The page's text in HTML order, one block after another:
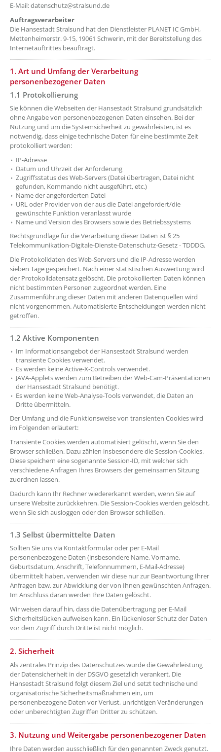
E-Mail: datenschutz@stralsund.de
Auftragsverarbeiter
Die Hansestadt Stralsund hat den Dienstleister PLANET IC GmbH,
Mettenheimerstr. 9-15, 19061 Schwerin, mit der Bereitstellung des
Internetauftrittes beauftragt.
??? absaetzeOben[2]/titel ???
1. Art und Umfang der Verarbeitung
personenbezogener Daten
1.1 Protokollierung
Sie können die Webseiten der Hansestadt Stralsund grundsätzlich
ohne Angabe von personenbezogenen Daten einsehen. Bei der
Nutzung und um die Systemsicherheit zu gewährleisten, ist es
notwendig, dass einige technische Daten für eine bestimmte Zeit
protokolliert werden:
IP-Adresse
Datum und Uhrzeit der Anforderung
Zugriffsstatus des Web-Servers (Datei übertragen, Datei nicht
gefunden, Kommando nicht ausgeführt, etc.)
Name der angeforderten Datei
URL oder Provider von der aus die Datei angefordert/die
gewünschte Funktion veranlasst wurde
Name und Version des Browsers sowie des Betriebssystems
Rechtsgrundlage für die Verarbeitung dieser Daten ist § 25
Telekommunikation-Digitale-Dienste-Datenschutz-Gesetz - TDDDG.
Die Protokolldaten des Web-Servers und die IP-Adresse werden
sieben Tage gespeichert. Nach einer statistischen Auswertung wird
der Protokolldatensatz gelöscht. Die protokollierten Daten können
nicht bestimmten Personen zugeordnet werden. Eine
Zusammenführung dieser Daten mit anderen Datenquellen wird
nicht vorgenommen. Automatisierte Entscheidungen werden nicht
getroffen.
??? absaetzeOben[3]/titel ???
1.2 Aktive Komponenten
Im Informationsangebot der Hansestadt Stralsund werden
transiente Cookies verwendet.
Es werden keine Active-X-Controls verwendet.
JAVA-Applets werden zum Betreiben der Web-Cam-Präsentationen
der Hansestadt Stralsund benötigt.
Es werden keine Web-Analyse-Tools verwendet, die Daten an
Dritte übermitteln.
Der Umfang und die Funktionsweise von transienten Cookies wird
im Folgenden erläutert:
Transiente Cookies werden automatisiert gelöscht, wenn Sie den
Browser schließen. Dazu zählen insbesondere die Session-Cookies.
Diese speichern eine sogenannte Session-ID, mit welcher sich
verschiedene Anfragen Ihres Browsers der gemeinsamen Sitzung
zuordnen lassen.
Dadurch kann Ihr Rechner wiedererkannt werden, wenn Sie auf
unsere Website zurückkehren. Die Session-Cookies werden gelöscht,
wenn Sie sich ausloggen oder den Browser schließen.
??? absaetzeOben[4]/titel ???
1.3 Selbst übermittelte Daten
Sollten Sie uns via Kontaktformular oder per E-Mail
personenbezogene Daten (insbesondere Name, Vorname,
Geburtsdatum, Anschrift, Telefonnummern, E-Mail-Adresse)
übermittelt haben, verwenden wir diese nur zur Beantwortung Ihrer
Anfragen bzw. zur Abwicklung der von Ihnen gewünschten Anfragen.
Im Anschluss daran werden Ihre Daten gelöscht.
Wir weisen darauf hin, dass die Datenübertragung per E-Mail
Sicherheitslücken aufweisen kann. Ein lückenloser Schutz der Daten
vor dem Zugriff durch Dritte ist nicht möglich.
??? absaetzeOben[5]/titel ???
2. Sicherheit
Als zentrales Prinzip des Datenschutzes wurde die Gewährleistung
der Datensicherheit in der DSGVO gesetzlich verankert. Die
Hansestadt Stralsund folgt diesem Ziel und setzt technische und
organisatorische Sicherheitsmaßnahmen ein, um
personenbezogene Daten vor Verlust, unrichtigen Veränderungen
oder unberechtigten Zugriffen Dritter zu schützen.
??? absaetzeOben[6]/titel ???
3. Nutzung und Weitergabe personenbezogener Daten
Ihre Daten werden ausschließlich für den genannten Zweck genutzt.